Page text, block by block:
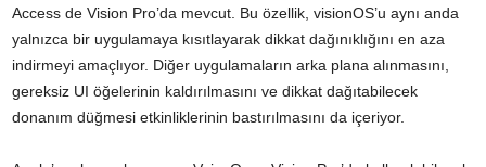
Access de Vision Pro’da mevcut. Bu özellik, visionOS’u aynı anda
yalnızca bir uygulamaya kısıtlayarak dikkat dağınıklığını en aza
indirmeyi amaçlıyor. Diğer uygulamaların arka plana alınmasını,
gereksiz UI öğelerinin kaldırılmasını ve dikkat dağıtabilecek
donanım düğmesi etkinliklerinin bastırılmasını da içeriyor.